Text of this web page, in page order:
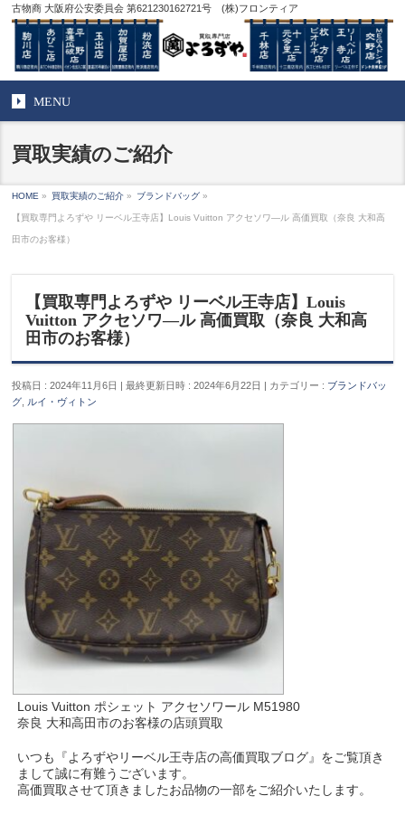
古物商 大阪府公安委員会 第621230162721号 (株)フロンティア
MENU
買取実績のご紹介
HOME » 買取実績のご紹介 » ブランドバッグ »
【買取専門よろずや リーベル王寺店】Louis Vuitton アクセソワ―ル 高価買取（奈良 大和高
田市のお客様）
【買取専門よろずや リーベル王寺店】Louis
Vuitton アクセソワ―ル 高価買取（奈良 大和高
田市のお客様）
投稿日 : 2024年11月6日 最終更新日時 : 2024年6月22日 カテゴリー : ブランドバッ
グ ルイ・ヴィトン
Louis Vuitton ポシェット アクセソワール M51980
奈良 大和高田市のお客様の店頭買取
いつも『よろずやリーベル王寺店の高価買取ブログ』をご覧頂き
まして誠に有難うございます。
高価買取させて頂きましたお品物の一部をご紹介いたします。